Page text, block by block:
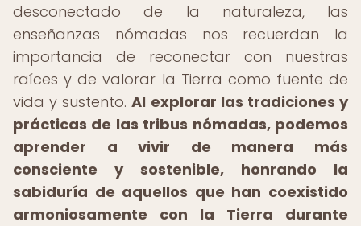
desconectado de la naturaleza, las
enseñanzas nómadas nos recuerdan la
importancia de reconectar con nuestras
raíces y de valorar la Tierra como fuente de
vida y sustento.Al explorar las tradiciones y
prácticas de las tribus nómadas, podemos
aprender a vivir de manera más
consciente y sostenible, honrando la
sabiduría de aquellos que han coexistido
armoniosamente con la Tierra durante